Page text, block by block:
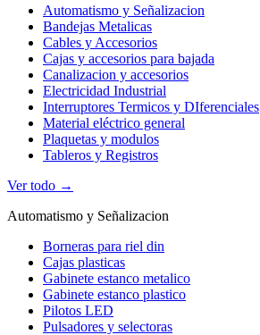
Automatismo y Señalizacion
Bandejas Metalicas
Cables y Accesorios
Cajas y accesorios para bajada
Canalizacion y accesorios
Electricidad Industrial
Interruptores Termicos y DIferenciales
Material eléctrico general
Plaquetas y modulos
Tableros y Registros
Ver todo →
Automatismo y Señalizacion
Borneras para riel din
Cajas plasticas
Gabinete estanco metalico
Gabinete estanco plastico
Pilotos LED
Pulsadores y selectoras